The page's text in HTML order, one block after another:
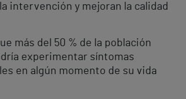
intervención y mejoran la calidad
más del 50 % de la población
experimentar síntomas
en algún momento de su vida